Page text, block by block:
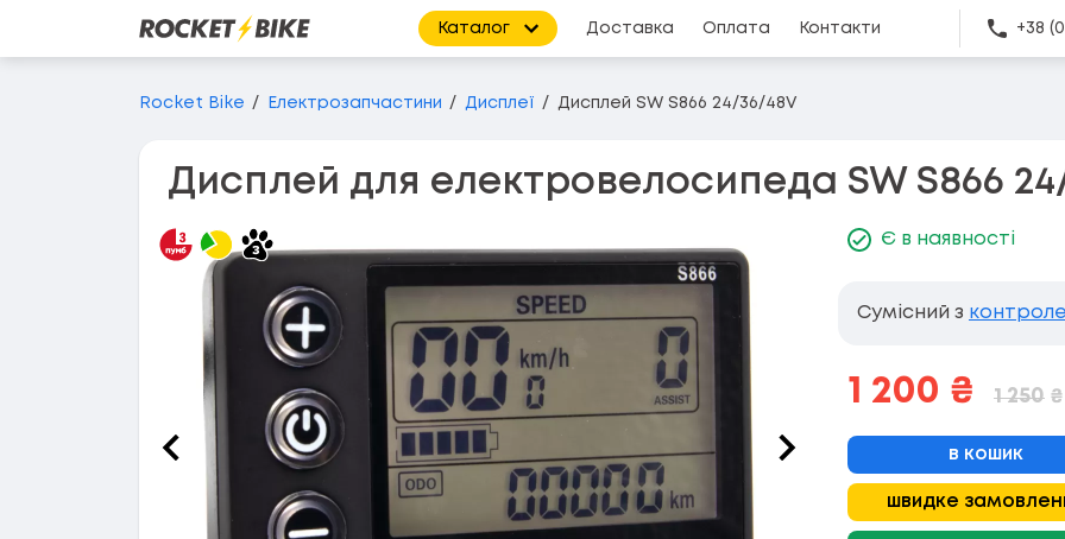
Каталог Доставка Оплата Контакти +38
Перейти до основного вмісту
Rocket Bike Електрозапчастини Дисплеї Дисплей SW S866 24/36/48V
Дисплей для електровелосипеда SW S866
Є в наявності
Сумісний з
1 200 ₴ 1 250 ₴
в кошик
швидке